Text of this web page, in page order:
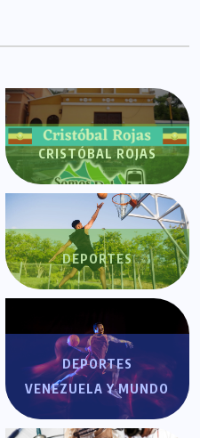
CRISTÓBAL ROJAS
DEPORTES
DEPORTES
VENEZUELA Y MUNDO